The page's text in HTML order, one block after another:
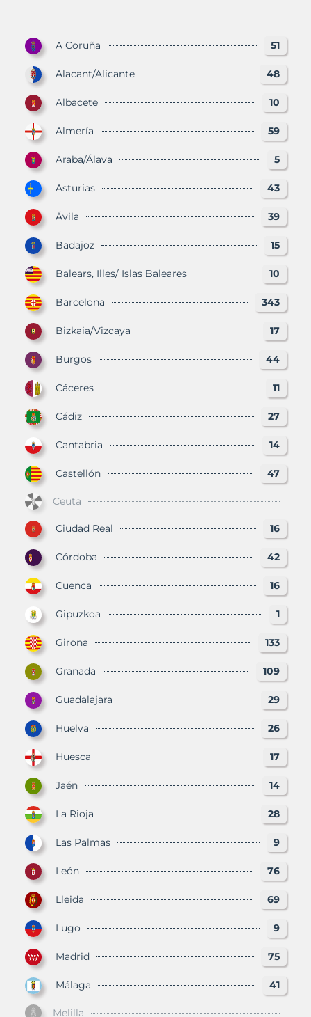
A Coruña 51
Alacant/Alicante 48
Albacete 10
Almería 59
Araba/Álava 5
Asturias 43
Ávila 39
Badajoz 15
Balears, Illes/ Islas Baleares 10
Barcelona 343
Bizkaia/Vizcaya 17
Burgos 44
Cáceres 11
Cádiz 27
Cantabria 14
Castellón 47
Ceuta
Ciudad Real 16
Córdoba 42
Cuenca 16
Gipuzkoa 1
Girona 133
Granada 109
Guadalajara 29
Huelva 26
Huesca 17
Jaén 14
La Rioja 28
Las Palmas 9
León 76
Lleida 69
Lugo 9
Madrid 75
Málaga 41
Melilla